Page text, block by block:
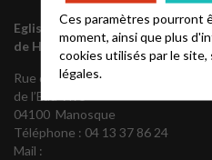
Eglise Protestante Unie
de Haute Provence
Rue du Temple – Quartier
de l’Eau Vive
04100 Manosque
Téléphone : 04 13 37 86 24
Mail :
Ces paramètres pourront
moment, ainsi que plus
cookies utilisés par le site,
légales.